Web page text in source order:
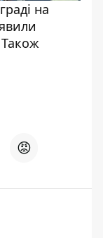
на
Також
😡